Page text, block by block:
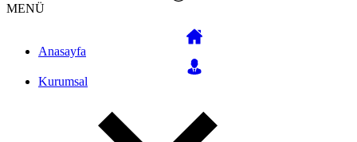
MENÜ
Anasayfa
Kurumsal